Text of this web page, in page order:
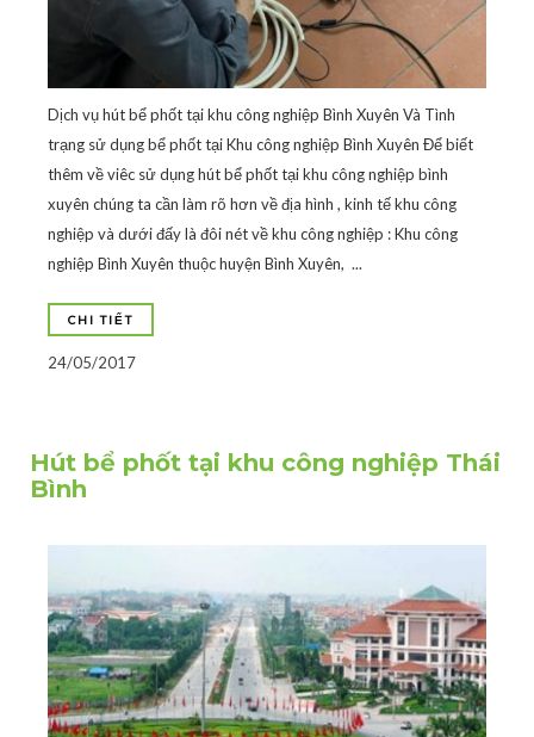
Dịch vụ hút bể phốt tại khu công nghiệp Bình Xuyên Và Tình
trạng sử dụng bể phốt tại Khu công nghiệp Bình Xuyên Để biết
thêm về viêc sử dụng hút bể phốt tại khu công nghiệp bình
xuyên chúng ta cần làm rõ hơn về địa hình , kinh tế khu công
nghiệp và dưới đấy là đôi nét về khu công nghiệp : Khu công
nghiệp Bình Xuyên thuộc huyện Bình Xuyên, ...
CHI TIẾT
24/05/2017
Hút bể phốt tại khu công nghiệp Thái
Bình